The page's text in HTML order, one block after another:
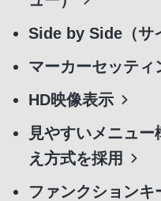
Side by Side（サ
マーカーセッティ
HD映像表示
見やすいメニュ
え方式を採用
ファンクションキ